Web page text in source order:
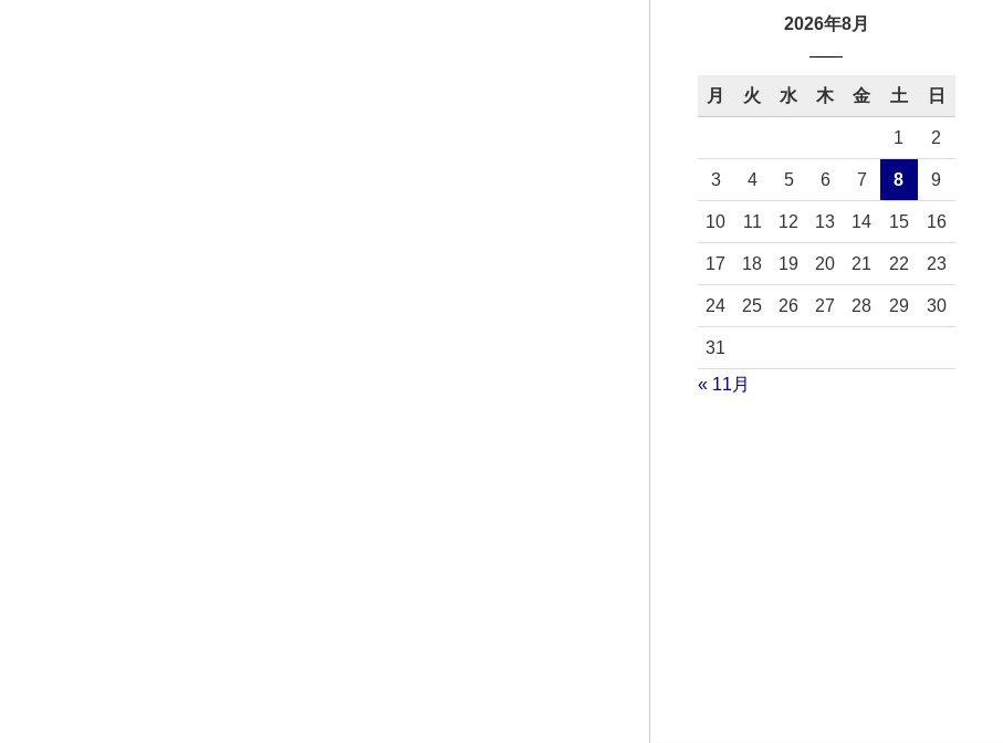
2026年8月
月 火 水 木 金 土 日
1 2
3 4 5 6 7 8 9
10 11 12 13 14 15 16
17 18 19 20 21 22 23
24 25 26 27 28 29 30
31
« 11月